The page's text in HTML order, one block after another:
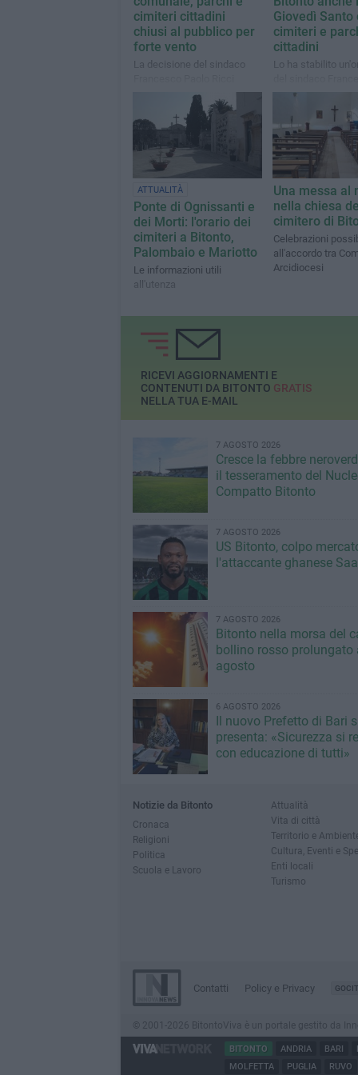
cimiteri cittadini
chiusi al pubblico per
forte vento
La decisione del sindaco
Giovedì Santo
cimiteri e
cittadini
Lo ha stabilito
Paolo Ricci
ATTUALITÀ
Ponte di Ognissanti e
dei Morti: l'orario dei
cimiteri a Bitonto,
Palombaio e Mariotto
Le informazioni utili
all'utenza
Una messa al
nella chiesa del
cimitero di
Celebrazioni
all'accordo tra
Arcidiocesi
RICEVI AGGIORNAMENTI E
CONTENUTI DA BITONTO GRATIS
NELLA TUA E-MAIL
7 AGOSTO 2026
Cresce la febbre
il tesseramento del
Compatto Bitonto
7 AGOSTO 2026
US Bitonto, colpo
l'attaccante ghanese
7 AGOSTO 2026
Bitonto nella morsa del
bollino rosso prolungato
agosto
6 AGOSTO 2026
Il nuovo Prefetto di Bari
presenta: «Sicurezza si
con educazione di tutti»
Notizie da Bitonto
Cronaca
Religioni
Politica
Scuola e Lavoro
Attualità
Vita di città
Territorio e
Cultura, Eventi e
Enti locali
Turismo
Contatti Policy e Privacy
© 2001-2026 BitontoViva è un portale gestito da
BITONTO ANDRIA BARI
MOLFETTA
PUGLIA RUVO